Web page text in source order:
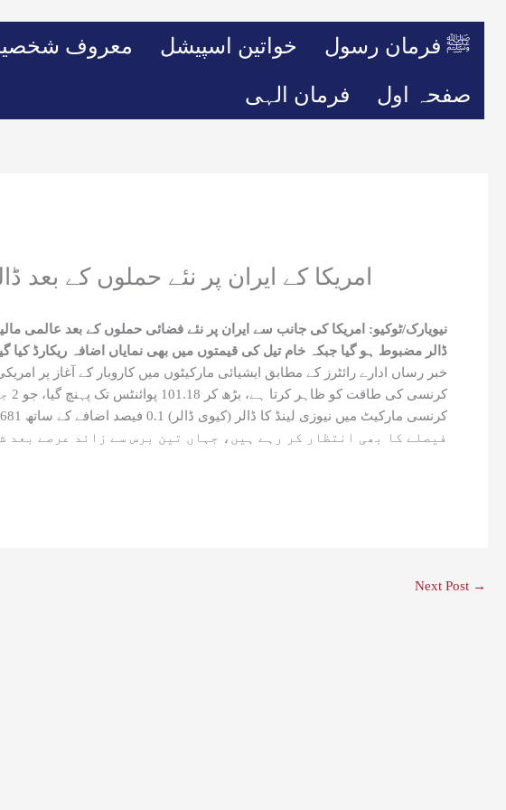
معروف خواتین اسپیشل ﷺ فرمان رسول
فرمان الہی صفحہ اول
امریکا کے ایران پر نئے حملوں کے
نیویارک/ٹوکیو: امریکا کی جانب سے ایران پر نئے فضائی حملوں کے بعد عالمی
ڈالر مضبوط ہو گیا جبکہ خام تیل کی قیمتوں میں بھی نمایاں اضافہ ریکارڈ کیا
خبر رساں ادارے رائٹرز کے مطابق ایشیائی مارکیٹوں میں کاروبار کے آغاز پر
کرنسی کی طاقت کو ظاہر کرتا ہے، بڑھ کر 101.18 پوائنٹس تک پہنچ گیا، جو 2 جولائی کے بعد اس کی بلند ترین سطح ہے۔
فیصلے کا بھی انتظار کر رہے ہیں، جہاں تین برس سے زائد عرصے بعد
Next Post →